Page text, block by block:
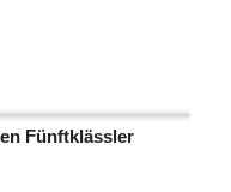
Fünftklässler